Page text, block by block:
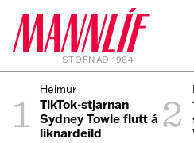
STOFNAÐ 1984
1 Heimur
TikTok-stjarnan
Sydney Towle flutt á
líknardeild
2